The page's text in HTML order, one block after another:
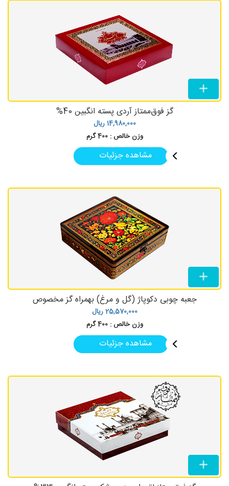
گز فوق‌ممتاز آردی پسته انگبین 40%
14,980,000ریال
وزن خالص : 400 گرم
مشاهده جزئیات
جعبه چوبی دکوپاژ (گل و مرغ) بهمراه گز مخصوص
25,570,000ریال
وزن خالص : 400 گرم
مشاهده جزئیات